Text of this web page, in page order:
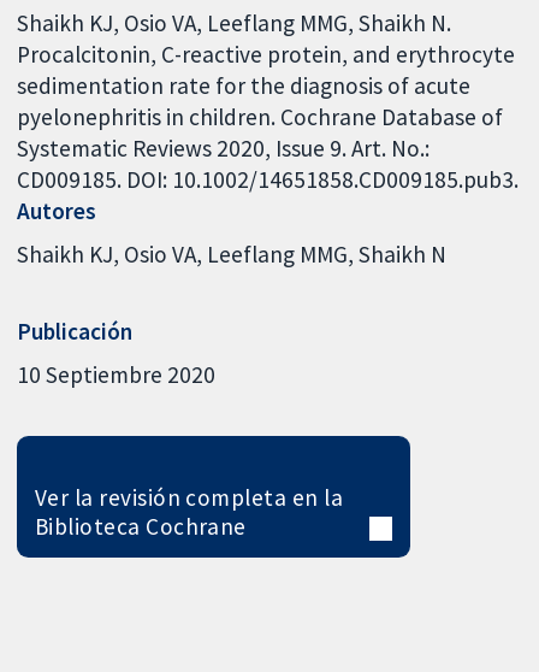
Shaikh KJ, Osio VA, Leeflang MMG, Shaikh N.
Procalcitonin, C-reactive protein, and erythrocyte
sedimentation rate for the diagnosis of acute
pyelonephritis in children. Cochrane Database of
Systematic Reviews 2020, Issue 9. Art. No.:
CD009185. DOI: 10.1002/14651858.CD009185.pub3.
Autores
Shaikh KJ Osio VA Leeflang MMG Shaikh N
Publicación
10 Septiembre 2020
Ver la revisión completa en la
Biblioteca Cochrane